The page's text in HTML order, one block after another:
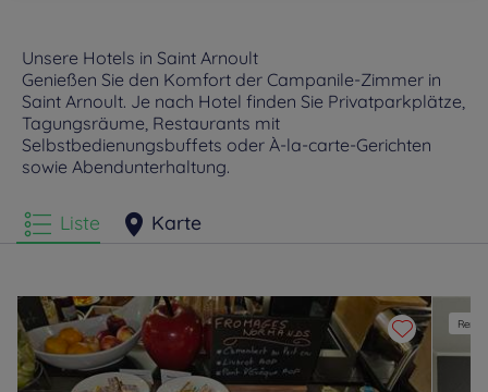
Unsere Hotels in Saint Arnoult
Genießen Sie den Komfort der Campanile-Zimmer in
Saint Arnoult. Je nach Hotel finden Sie Privatparkplätze,
Tagungsräume, Restaurants mit
Selbstbedienungsbuffets oder À-la-carte-Gerichten
sowie Abendunterhaltung.
Liste Karte